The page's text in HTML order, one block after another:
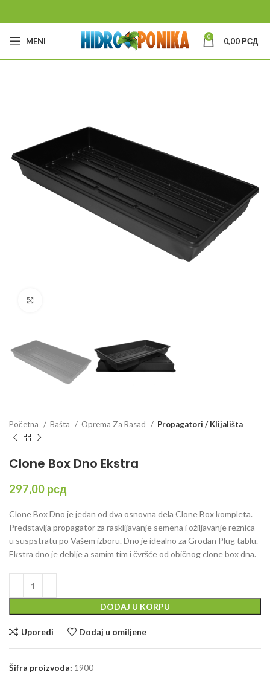
MENI 0 0,00РСД
Početna Bašta Oprema Za Rasad Propagatori / Klijališta
Clone Box Dno Ekstra
297,00 рсд
Clone Box Dno je jedan od dva osnovna dela Clone Box kompleta.
Predstavlja propagator za rasklijavanje semena i ožiljavanje reznica
u suspstratu po Vašem izboru. Dno je idealno za Grodan Plug tablu.
Ekstra dno je deblje a samim tim i čvršće od običnog clone box dna.
DODAJ U KORPU
Uporedi Dodaj u omiljene
Šifra proizvoda: 1900